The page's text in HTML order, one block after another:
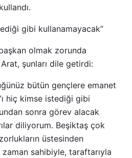
gibi kullanamayacak”
olmak zorunda
şunları dile getirdi:
bütün gençlere emanet
hiç kimse istediği gibi
sonra görev alacak
diliyorum. Beşiktaş çok
üstesinden
sahibiyle, taraftarıyla